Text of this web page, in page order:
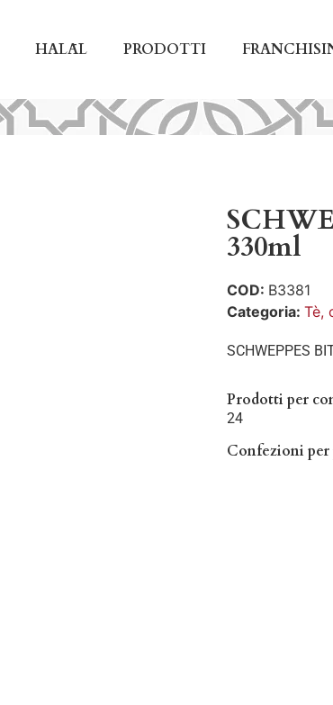
HALĀL PRODOTTI
330ml
COD: B3381
Categoria: Tè,
SCHWEPPES
Prodotti per
24
Confezioni